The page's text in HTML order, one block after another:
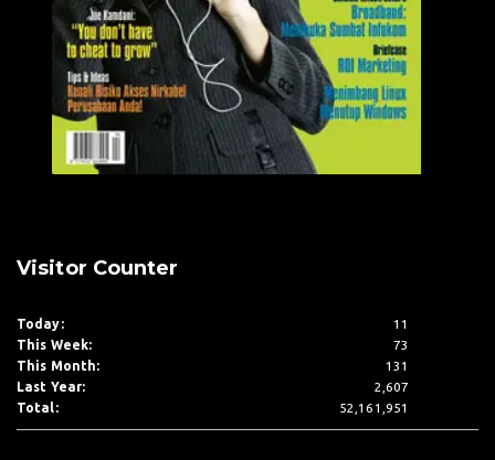
Visitor Counter
Today:
11
This Week:
73
This Month:
131
Last Year:
2,607
Total:
52,161,951